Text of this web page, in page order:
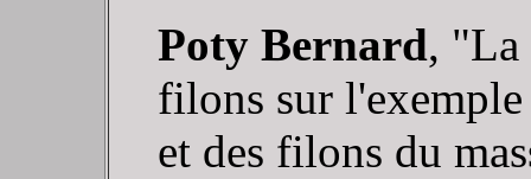
Poty Bernard, "La
filons sur
et des filons du